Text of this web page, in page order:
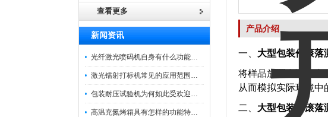
查看更多
新闻资讯
光纤激光喷码机自身有什么功能？不妨看看下文
激光镭射打标机常见的应用范围如下
包装耐压试验机为何如此受欢迎呢？
高温充氮烤箱具有怎样的功能特点呢？
产品介绍
一、 大型包装件滚落
将样品放置在试验台
从而模拟实际环境中
二、 大型包装件滚落